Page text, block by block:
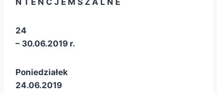
N T E N C J E M S Z A L N E
24
– 30.06.2019 r.
Poniedziałek
24.06.2019